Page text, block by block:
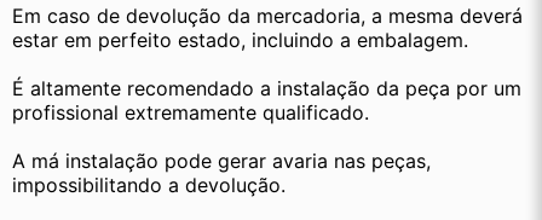
Em caso de devolução da mercadoria, a mesma deverá
estar em perfeito estado, incluindo a embalagem.
É altamente recomendado a instalação da peça por um
profissional extremamente qualificado.
A má instalação pode gerar avaria nas peças,
impossibilitando a devolução.